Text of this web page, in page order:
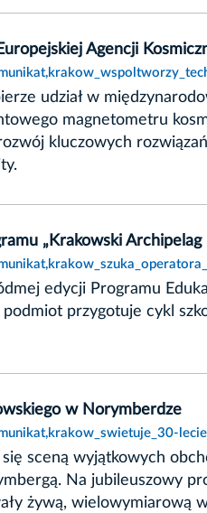
Agencji
udział w
magnetometru
kluczowych
„Krakowski Archipelag
edycji Programu
przygotuje cykl
w Norymberdze
sceną wyjątkowych
Na jubileuszowy
żywą, wielowymiarową